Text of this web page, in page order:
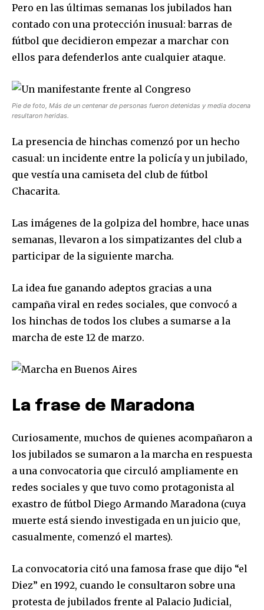
Pero en las últimas semanas los jubilados han
contado con una protección inusual: barras de
fútbol que decidieron empezar a marchar con
ellos para defenderlos ante cualquier ataque.
Pie de foto, Más de un centenar de personas fueron detenidas y media docena
resultaron heridas.
La presencia de hinchas comenzó por un hecho
casual: un incidente entre la policía y un jubilado,
que vestía una camiseta del club de fútbol
Chacarita.
Las imágenes de la golpiza del hombre, hace unas
semanas, llevaron a los simpatizantes del club a
participar de la siguiente marcha.
La idea fue ganando adeptos gracias a una
campaña viral en redes sociales, que convocó a
los hinchas de todos los clubes a sumarse a la
marcha de este 12 de marzo.
La frase de Maradona
Curiosamente, muchos de quienes acompañaron a
los jubilados se sumaron a la marcha en respuesta
a una convocatoria que circuló ampliamente en
redes sociales y que tuvo como protagonista al
exastro de fútbol Diego Armando Maradona (cuya
muerte está siendo investigada en un juicio que,
casualmente, comenzó el martes).
La convocatoria citó una famosa frase que dijo “el
Diez” en 1992, cuando le consultaron sobre una
protesta de jubilados frente al Palacio Judicial,